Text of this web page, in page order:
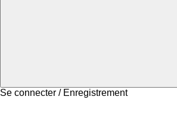
Se connecter / Enregistrement